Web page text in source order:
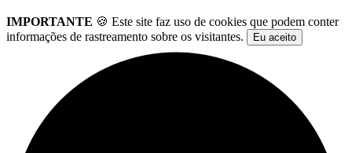
IMPORTANTE 🍪 Este site faz uso de cookies que podem conter
informações de rastreamento sobre os visitantes.
Eu aceito